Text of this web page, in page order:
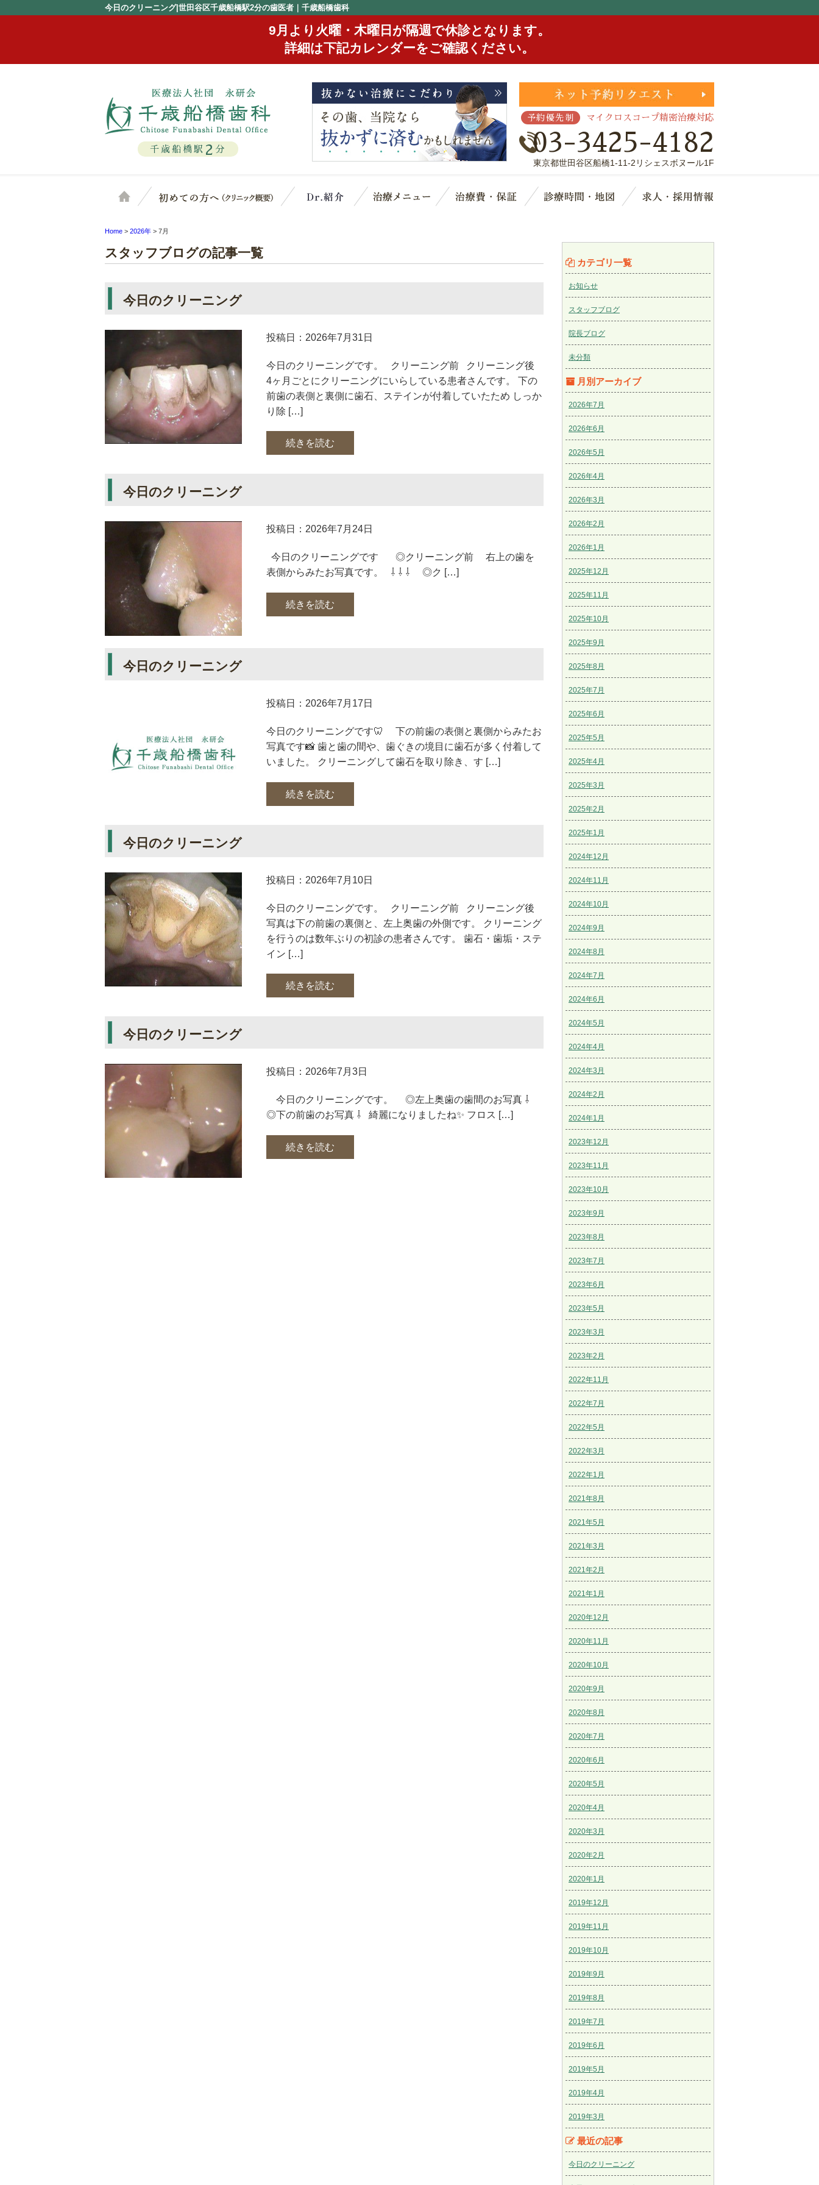
今日のクリーニング|世田谷区千歳船橋駅2分の歯医者｜千歳船橋歯科
9月より火曜・木曜日が隔週で休診となります。
詳細は下記カレンダーをご確認ください。
千歳船橋駅 2 分
予約優先制 マイクロスコープ精密治療対応
03-3425-4182
東京都世田谷区船橋1-11-2リシェスボヌール1F
ホーム クリニック概要(初めての方へ)
スタッフ紹介 治療メニュー 治療費・保証 診療時間・地図
Home > 2026年 > 7月
スタッフブログの記事一覧
今日のクリーニング
投稿日：2026年7月31日
今日のクリーニングです。 クリーニング前 クリーニング後
4ヶ月ごとにクリーニングにいらしている患者さんです。 下の
前歯の表側と裏側に歯石、ステインが付着していたため しっか
り除 […]
続きを読む
今日のクリーニング
投稿日：2026年7月24日
今日のクリーニングです ◎クリーニング前 右上の歯を
表側からみたお写真です。 ⇩ ⇩ ⇩ ◎ク […]
続きを読む
今日のクリーニング
投稿日：2026年7月17日
今日のクリーニングです🦷 下の前歯の表側と裏側からみたお
写真です📸 歯と歯の間や、歯ぐきの境目に歯石が多く付着して
いました。 クリーニングして歯石を取り除き、す […]
続きを読む
今日のクリーニング
投稿日：2026年7月10日
今日のクリーニングです。 クリーニング前 クリーニング後
写真は下の前歯の裏側と、左上奥歯の外側です。 クリーニング
を行うのは数年ぶりの初診の患者さんです。 歯石・歯垢・ステ
イン […]
続きを読む
今日のクリーニング
投稿日：2026年7月3日
今日のクリーニングです。 ◎左上奥歯の歯間のお写真 ⇩
◎下の前歯のお写真 ⇩ 綺麗になりましたね✨ フロス […]
続きを読む
カテゴリ一覧
お知らせ
スタッフブログ
院長ブログ
未分類
月別アーカイブ
2026年7月
2026年6月
2026年5月
2026年4月
2026年3月
2026年2月
2026年1月
2025年12月
2025年11月
2025年10月
2025年9月
2025年8月
2025年7月
2025年6月
2025年5月
2025年4月
2025年3月
2025年2月
2025年1月
2024年12月
2024年11月
2024年10月
2024年9月
2024年8月
2024年7月
2024年6月
2024年5月
2024年4月
2024年3月
2024年2月
2024年1月
2023年12月
2023年11月
2023年10月
2023年9月
2023年8月
2023年7月
2023年6月
2023年5月
2023年3月
2023年2月
2022年11月
2022年7月
2022年5月
2022年3月
2022年1月
2021年8月
2021年5月
2021年3月
2021年2月
2021年1月
2020年12月
2020年11月
2020年10月
2020年9月
2020年8月
2020年7月
2020年6月
2020年5月
2020年4月
2020年3月
2020年2月
2020年1月
2019年12月
2019年11月
2019年10月
2019年9月
2019年8月
2019年7月
2019年6月
2019年5月
2019年4月
2019年3月
最近の記事
今日のクリーニング